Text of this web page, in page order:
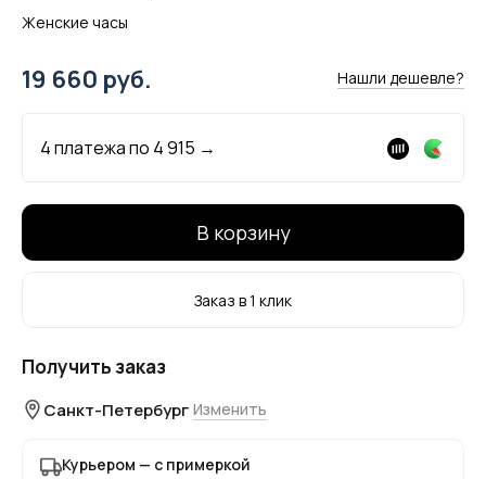
Женские часы
19 660 руб. Нашли дешевле?
4 платежа по 4 915 →
В корзину
Заказ в 1 клик
Получить заказ
Санкт-Петербург Изменить
Курьером — с примеркой